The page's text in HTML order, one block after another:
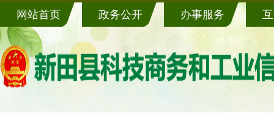
网站首页 政务公开 办事服务